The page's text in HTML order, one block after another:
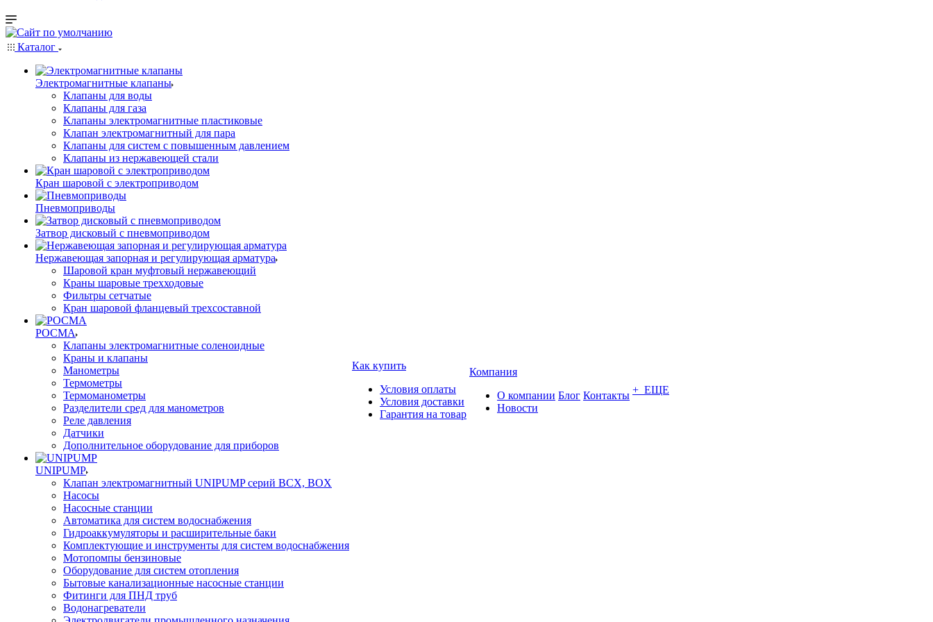
Каталог
Электромагнитные клапаны
Клапаны для воды
Клапаны для газа
Клапаны электромагнитные пластиковые
Клапан электромагнитный для пара
Клапаны для систем с повышенным давлением
Клапаны из нержавеющей стали
Кран шаровой с электроприводом
Пневмоприводы
Затвор дисковый с пневмоприводом
Нержавеющая запорная и регулирующая арматура
Шаровой кран муфтовый нержавеющий
Краны шаровые трехходовые
Фильтры сетчатые
Кран шаровой фланцевый трехсоставной
РОСМА
Клапаны электромагнитные соленоидные
Краны и клапаны
Манометры
Термометры
Термоманометры
Разделители сред для манометров
Реле давления
Датчики
Дополнительное оборудование для приборов
UNIPUMP
Клапан электромагнитный UNIPUMP серий BCX, BOX
Насосы
Насосные станции
Автоматика для систем водоснабжения
Гидроаккумуляторы и расширительные баки
Комплектующие и инструменты для систем водоснабжения
Мотопомпы бензиновые
Оборудование для систем отопления
Бытовые канализационные насосные станции
Фитинги для ПНД труб
Водонагреватели
Как купить
Условия оплаты
Условия доставки
Гарантия на товар
Компания
О компании
Новости
Блог Контакты + ЕЩЕ